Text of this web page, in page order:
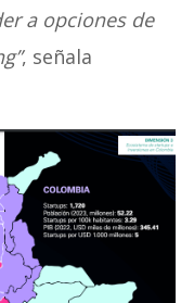
a opciones de
, señala